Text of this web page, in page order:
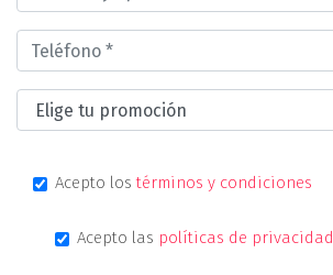
Acepto lostérminos y condiciones
Acepto las políticas de privacidad